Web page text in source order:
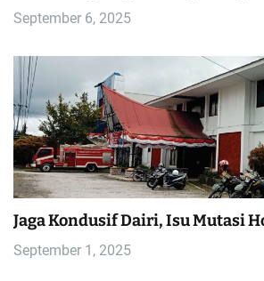
September 6, 2025
Jaga Kondusif Dairi, Isu Mutasi
September 1, 2025